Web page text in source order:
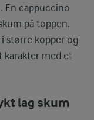
En cappuccino
på toppen.
større kopper og
karakter med et
lag skum